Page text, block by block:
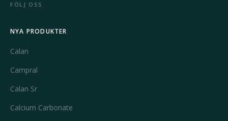
FÖLJ OSS
NYA PRODUKTER
Calan
Campral
Calan Sr
Calcium Carbonate